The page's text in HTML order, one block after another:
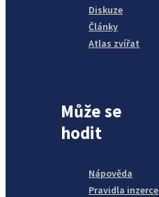
Diskuze
Články
Atlas zvířat
Může se
hodit
Nápověda
Pravidla inzerce